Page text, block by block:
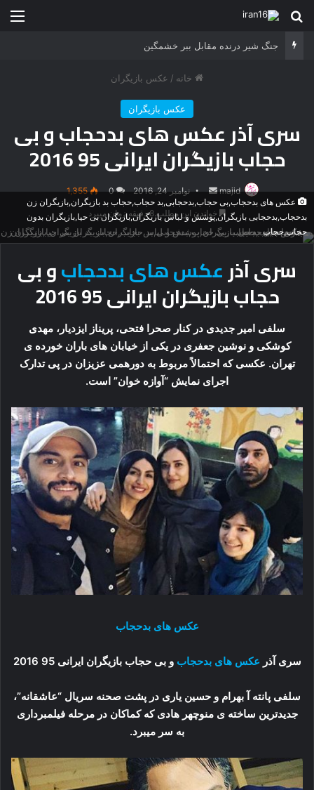
جستجو برای
حمله فیل خشگمین به انسان ها در حیات وحش
خانه / عکس بازیگران
عکس بازیگران
سری آذر عکس های بدحجاب و بی
حجاب بازیگران ایرانی 95 2016
majid
ارسال
ایمیل
نوامبر 24, 2016 0
1,355
خواندن این مطلب 8 دقیقه زمان میبرد
عکس های بدحجاب,بی حجاب,بدحجابی,بد حجاب,حجاب بد بازیگران,بازیگران زن
بدحجاب,بدحجابی بازیگران,پوشش و لباس بازیگران,بازیگران بی حیا,بازیگران بدون
حجاب,حجاب
سری آذرعکس های بدحجابو بی
حجاب بازیگران ایرانی 95 2016
سلفی امیر جدیدی در کنار صحرا فتحی، پریناز ایزدیار، مهدی
کوشکی و نوشین جعفری در یکی از خیابان های باران خورده ی
تهران. عکسی که احتمالاً مربوط به دورهمی عزیزان در پی تدارک
اجرای نمایش “آوازه خوان” است.
عکس های بدحجاب
سری آذر عکس های بدحجاب و بی حجاب بازیگران ایرانی 95 2016
سلفی پانته آ بهرام و حسین یاری در پشت صحنه سریال “عاشقانه”،
جدیدترین ساخته ی منوچهر هادی که کماکان در مرحله فیلمبرداری
به سر میبرد.